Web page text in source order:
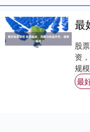
股
资
规
也
公
最